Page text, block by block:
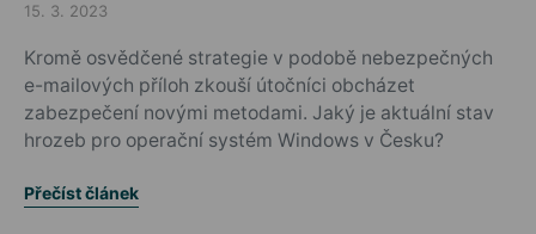
Posted on
15. 3. 2023
Kromě osvědčené strategie v podobě nebezpečných
e-mailových příloh zkouší útočníci obcházet
zabezpečení novými metodami. Jaký je aktuální stav
hrozeb pro operační systém Windows v Česku?
Přečíst článek